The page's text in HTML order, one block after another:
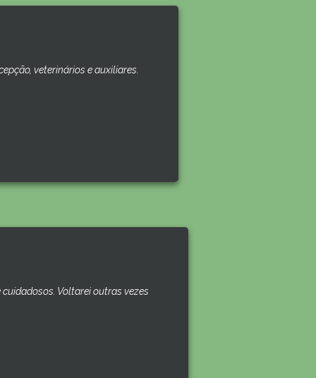
veterinários e auxiliares.
Voltarei outras vezes